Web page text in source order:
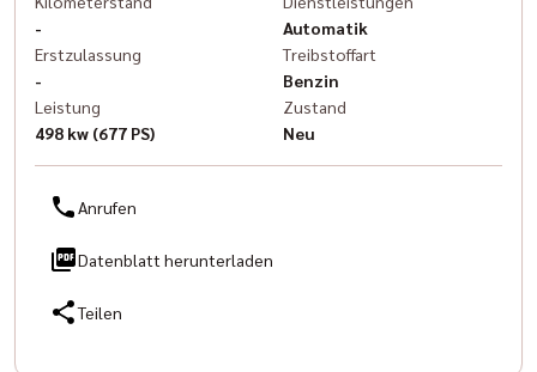
-
Erstzulassung
-
Leistung
498 kw (677 PS)
Automatik
Treibstoffart
Benzin
Zustand
Neu
Anrufen
Datenblatt herunterladen
Teilen